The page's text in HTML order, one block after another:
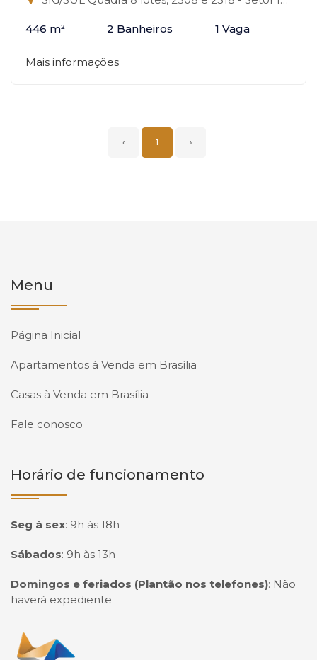
446 m² 2 Banheiros 1 Vaga
Mais informações
‹ 1 ›
Menu
Página Inicial
Apartamentos à Venda em Brasília
Casas à Venda em Brasília
Fale conosco
Horário de funcionamento
Seg à sex: 9h às 18h
Sábados: 9h às 13h
Domingos e feriados (Plantão nos telefones): Não
haverá expediente
Página inicial